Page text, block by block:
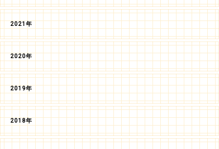
2021年
2020年
2019年
2018年